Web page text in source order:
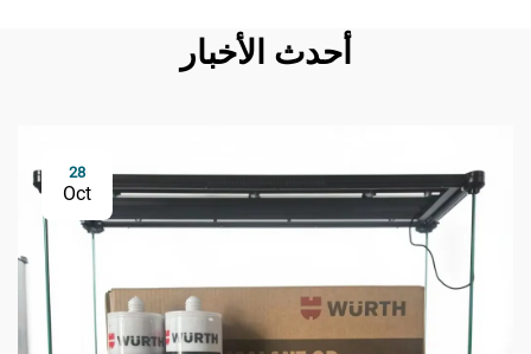
أحدث الأخبار
28
Oct